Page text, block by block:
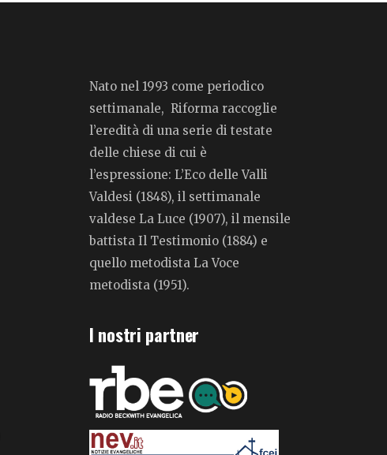
Nato nel 1993 come periodico
settimanale, Riforma raccoglie
l’eredità di una serie di testate
delle chiese di cui è
l’espressione: L’Eco delle Valli
Valdesi (1848), il settimanale
valdese La Luce (1907), il mensile
battista Il Testimonio (1884) e
quello metodista La Voce
metodista (1951).
I nostri partner